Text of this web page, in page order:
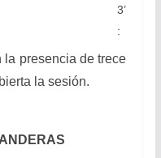
3’
:
la presencia de trece
la sesión.